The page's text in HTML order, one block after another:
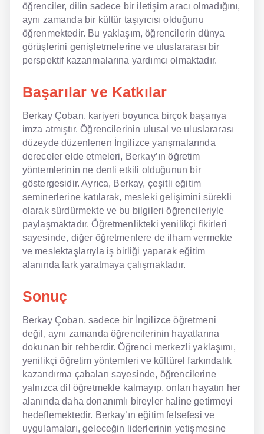
öğrenciler, dilin sadece bir iletişim aracı olmadığını,
aynı zamanda bir kültür taşıyıcısı olduğunu
öğrenmektedir. Bu yaklaşım, öğrencilerin dünya
görüşlerini genişletmelerine ve uluslararası bir
perspektif kazanmalarına yardımcı olmaktadır.
Başarılar ve Katkılar
Berkay Çoban, kariyeri boyunca birçok başarıya
imza atmıştır. Öğrencilerinin ulusal ve uluslararası
düzeyde düzenlenen İngilizce yarışmalarında
dereceler elde etmeleri, Berkay’ın öğretim
yöntemlerinin ne denli etkili olduğunun bir
göstergesidir. Ayrıca, Berkay, çeşitli eğitim
seminerlerine katılarak, mesleki gelişimini sürekli
olarak sürdürmekte ve bu bilgileri öğrencileriyle
paylaşmaktadır. Öğretmenlikteki yenilikçi fikirleri
sayesinde, diğer öğretmenlere de ilham vermekte
ve meslektaşlarıyla iş birliği yaparak eğitim
alanında fark yaratmaya çalışmaktadır.
Sonuç
Berkay Çoban, sadece bir İngilizce öğretmeni
değil, aynı zamanda öğrencilerinin hayatlarına
dokunan bir rehberdir. Öğrenci merkezli yaklaşımı,
yenilikçi öğretim yöntemleri ve kültürel farkındalık
kazandırma çabaları sayesinde, öğrencilerine
yalnızca dil öğretmekle kalmayıp, onları hayatın her
alanında daha donanımlı bireyler haline getirmeyi
hedeflemektedir. Berkay’ın eğitim felsefesi ve
uygulamaları, geleceğin liderlerinin yetişmesine